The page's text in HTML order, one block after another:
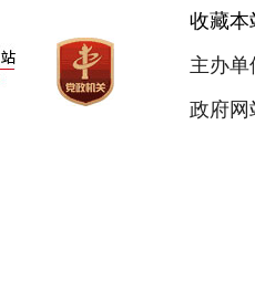
收藏本
主办
政府网